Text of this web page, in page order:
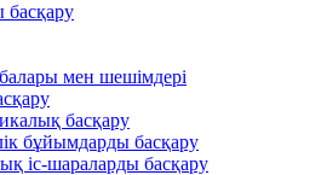
басқару
мен шешімдері
басқару
бұйымдарды басқару
іс-шараларды басқару